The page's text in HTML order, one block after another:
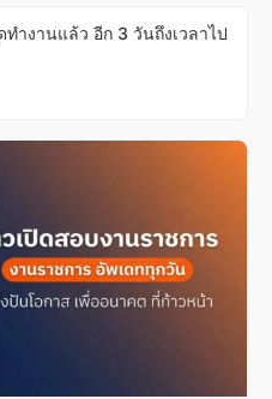
ำงานแล้ว อีก 3 วันถึงเวลาไป